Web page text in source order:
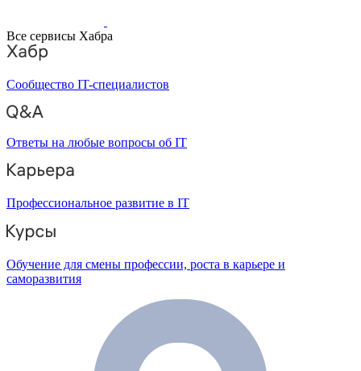
Все сервисы Хабра
Сообщество IT-специалистов
Ответы на любые вопросы об IT
Профессиональное развитие в IT
Обучение для смены профессии, роста в карьере и
саморазвития